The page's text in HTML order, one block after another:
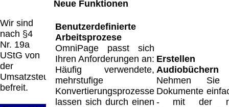
Wir sind
nach §4
Nr. 19a
UStG von
der
Umsatzsteuer
befreit.
Neue Funktionen
Benutzerdefinierte
Arbeitsprozese
OmniPage passt sich
Ihren Anforderungen an:
Häufig verwendete,
mehrstufige
Konvertierungsprozesse
lassen sich durch einen
Erstellen
Audiobüchern
Nehmen Sie
Dokumente
- mit der
Plattform zur Online-Streitbeilegung (OS)
bereit. Die Plattform finden Sie unter
http://ec.europa.eu/consumers/odr/
Mailadresse lautet:info@meteor.vision
Seitenanfang Impressum AGB
Widerruf
Datenschutz
Urheberrechte Kontakt
Links
Katalog (PDF) Sitemap
große Anzeige Schließen X